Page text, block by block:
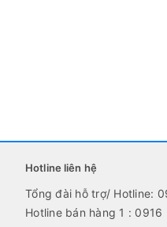
Hotline liên hệ
Tổng đài hỗ trợ/ Hotline:
Hotline bán hàng 1 :